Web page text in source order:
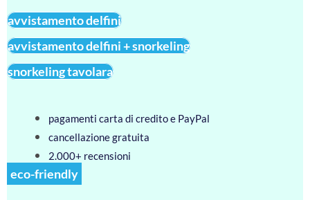
avvistamento delfini
avvistamento delfini + snorkeling
snorkeling tavolara
pagamenti carta di credito e PayPal
cancellazione gratuita
2.000+ recensioni
eco-friendly